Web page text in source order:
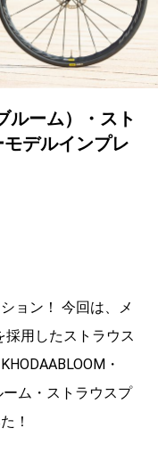
ルーム）・スト
デルインプレ
ョン！ 今回は、メ
用したストラウス
・
ーム・ストラウスプ
！